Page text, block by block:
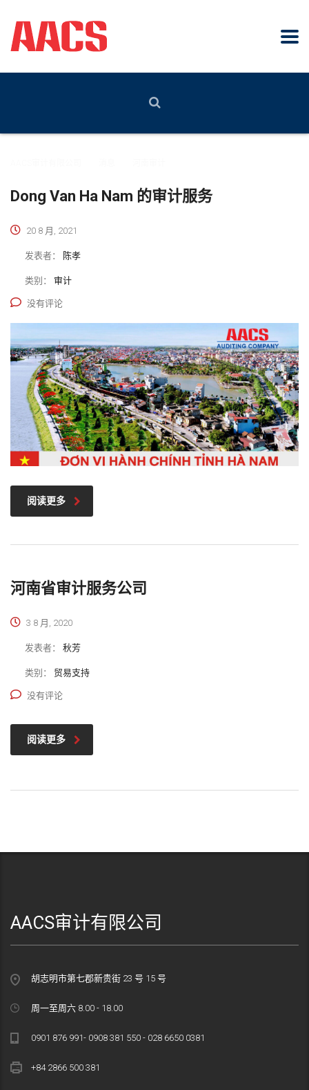
Dong Van Ha Nam 的审计服务
20 8 月, 2021
发表者： 陈孝
类别： 审计
没有评论
阅读更多
河南省审计服务公司
3 8 月, 2020
发表者： 秋芳
类别： 贸易支持
没有评论
阅读更多
AACS审计有限公司
胡志明市第七郡新贵街 23 号 15 号
周一至周六 8.00 - 18.00
0901 876 991- 0908 381 550 - 028 6650 0381
+84 2866 500 381